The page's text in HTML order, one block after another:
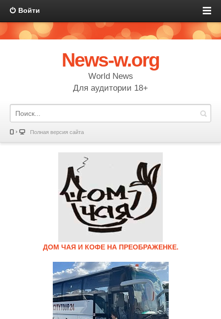
Войти
News-w.org
World News
Для аудитории 18+
Полная версия сайта
ДОМ ЧАЯ И КОФЕ НА ПРЕОБРАЖЕНКЕ.